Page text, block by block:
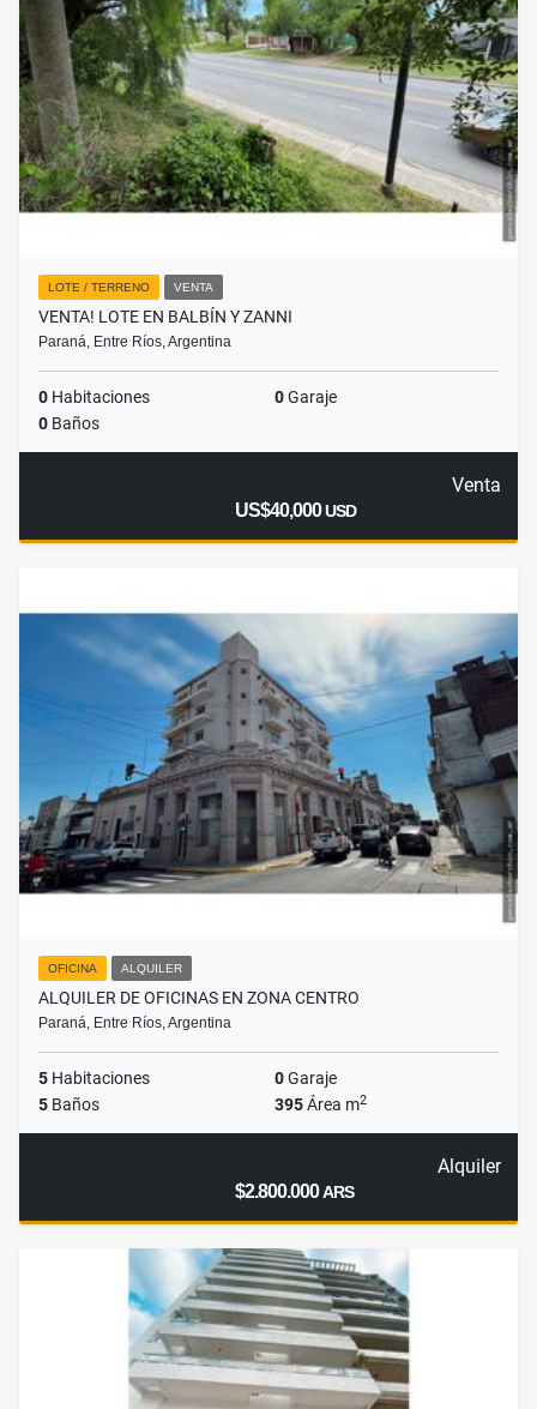
LOTE / TERRENO VENTA
VENTA! LOTE EN BALBÍN Y ZANNI
Paraná, Entre Ríos, Argentina
0 Habitaciones 0Garaje
0 Baños
Venta
US$40,000USD
OFICINA ALQUILER
ALQUILER DE OFICINAS EN ZONA CENTRO
Paraná, Entre Ríos, Argentina
5 Habitaciones 0Garaje
5 Baños 395Área m2
Alquiler
$2.800.000ARS